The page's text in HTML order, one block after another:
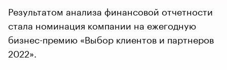
Результатом анализа финансовой отчетности
стала номинация компании на ежегодную
бизнес-премию «Выбор клиентов и партнеров
2022».